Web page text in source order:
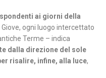
ai giorni della
ogni luogo intercettato
Terme – indica
dalla direzione del sole
risalire, infine, alla luce,